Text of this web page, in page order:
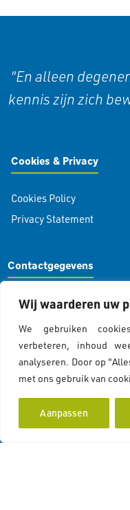
Wij waarderen uw
We gebruiken
verbeteren, inhoud
analyseren. Door op
met ons gebruik van
Aanpassen
"En alleen
kennis zijn zich
Cookies & Privacy
Cookies Policy
Privacy Statement
Contactgegevens
Koddeweg 43
info@islamcolor.nl
KVK 73215414
RSIN 859403865
Volg ons